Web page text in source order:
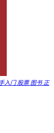
入门 股票 图书 正